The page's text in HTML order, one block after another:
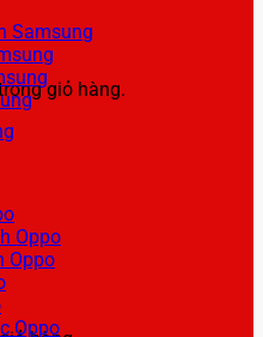
giỏ hàng.
Samsung
Oppo
Oppo
Oppo